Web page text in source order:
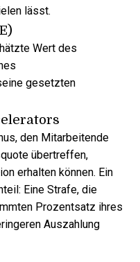
lässt.
Wert des
gesetzten
den Mitarbeitende
übertreffen,
erhalten können. Ein
Eine Strafe, die
Prozentsatz ihres
Auszahlung